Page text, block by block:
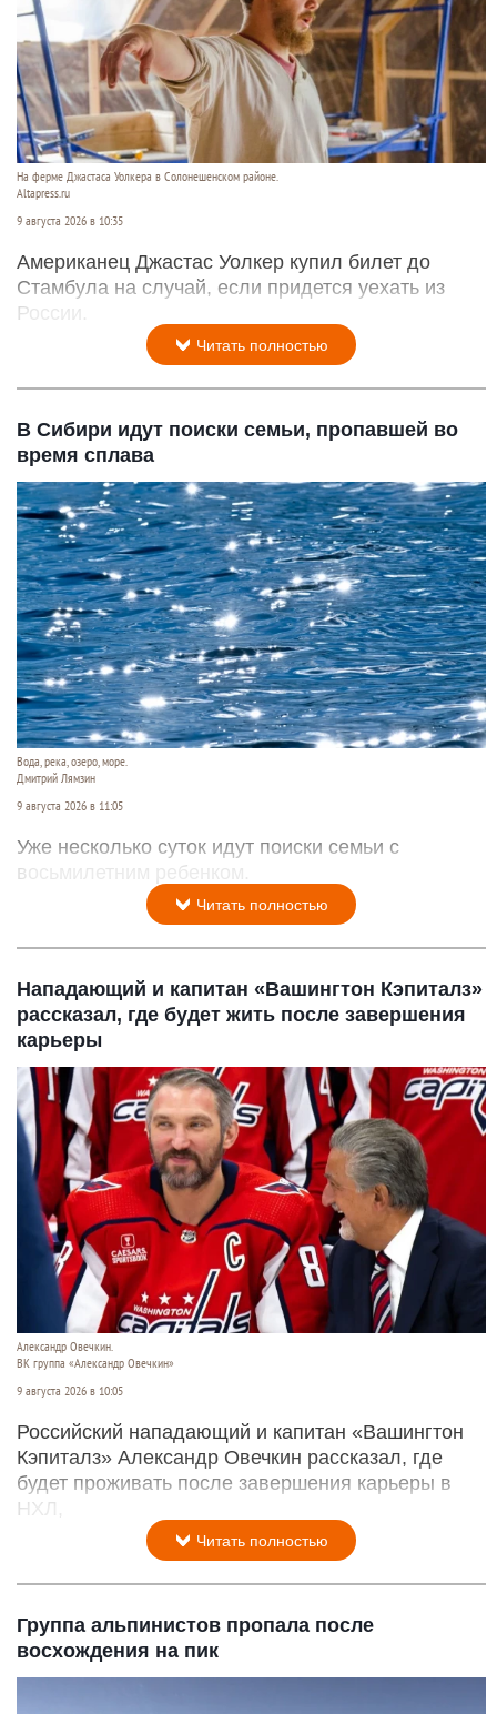
На ферме Джастаса Уолкера в Солонешенском районе.
Altapress.ru
9 августа 2026 в 10:35
Американец Джастас Уолкер купил билет до
Стамбула на случай, если придется уехать из
России.
Читать полностью
В Сибири идут поиски семьи, пропавшей во
время сплава
Вода, река, озеро, море.
Дмитрий Лямзин
9 августа 2026 в 11:05
Уже несколько суток идут поиски семьи с
восьмилетним ребенком.
Читать полностью
Нападающий и капитан «Вашингтон Кэпиталз»
рассказал, где будет жить после завершения
карьеры
Александр Овечкин.
ВК группа «Александр Овечкин»
9 августа 2026 в 10:05
Российский нападающий и капитан «Вашингтон
Кэпиталз» Александр Овечкин рассказал, где
будет проживать после завершения карьеры в
НХЛ,
Читать полностью
Группа альпинистов пропала после
восхождения на пик